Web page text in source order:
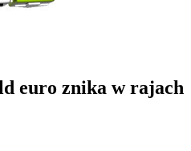
euro znika w rajach